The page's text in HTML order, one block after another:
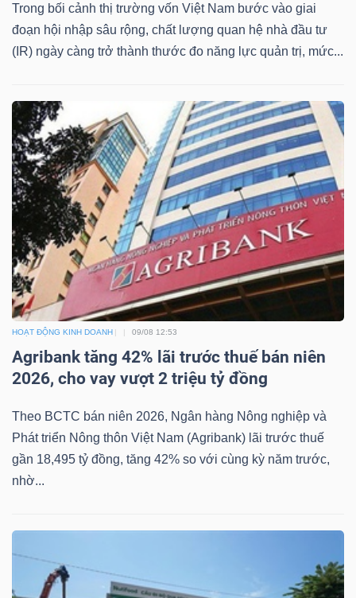
Trong bối cảnh thị trường vốn Việt Nam bước vào giai
đoạn hội nhập sâu rộng, chất lượng quan hệ nhà đầu tư
(IR) ngày càng trở thành thước đo năng lực quản trị, mức...
HOẠT ĐỘNG KINH DOANH 09/08 12:53
Agribank tăng 42% lãi trước thuế bán niên
2026, cho vay vượt 2 triệu tỷ đồng
Theo BCTC bán niên 2026, Ngân hàng Nông nghiệp và
Phát triển Nông thôn Việt Nam (Agribank) lãi trước thuế
gần 18,495 tỷ đồng, tăng 42% so với cùng kỳ năm trước,
nhờ...
SECTOR
NĂNG
LƯỢNG
NGUYÊN
VẬT
LIỆU
NGHIỆP
KHÔNG
THIẾT